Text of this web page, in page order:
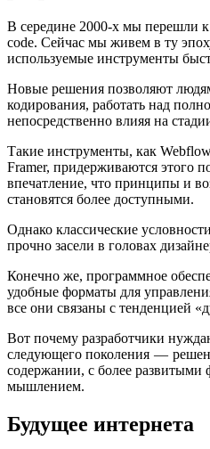
В середине 2000-х мы перешли
code. Сейчас мы живем в ту
используемые инструменты
Новые решения позволяют
кодирования, работать над
непосредственно влияя на
Такие инструменты, как
Framer, придерживаются этого
впечатление, что принципы и
становятся более доступными.
Однако классические
прочно засели в головах
Конечно же, программное
удобные форматы для
все они связаны с тенденцией
Вот почему разработчики
следующего поколения —
содержании, с более
мышлением.
Будущее интернета